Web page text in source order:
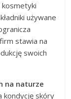
kosmetyki
używane
stawia na
swoich
na naturze
kondycję skóry